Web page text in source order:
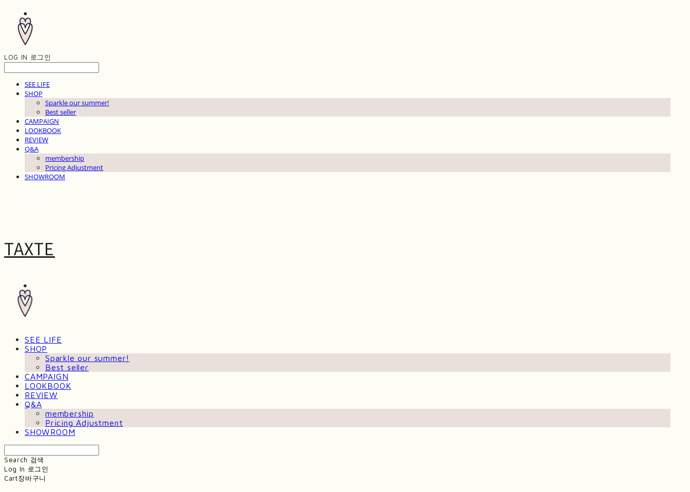
LOG IN 로그인
SEE LIFE
SHOP
Sparkle our summer!
Best seller
CAMPAIGN
LOOKBOOK
REVIEW
Q&A
membership
Pricing Adjustment
SHOWROOM
TAXTE
SEE LIFE
SHOP
Sparkle our summer!
Best seller
CAMPAIGN
LOOKBOOK
REVIEW
Q&A
membership
Pricing Adjustment
SHOWROOM
Search 검색
Log In 로그인
Cart장바구니